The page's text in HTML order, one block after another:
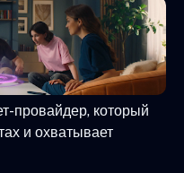
провайдер, который
и охватывает